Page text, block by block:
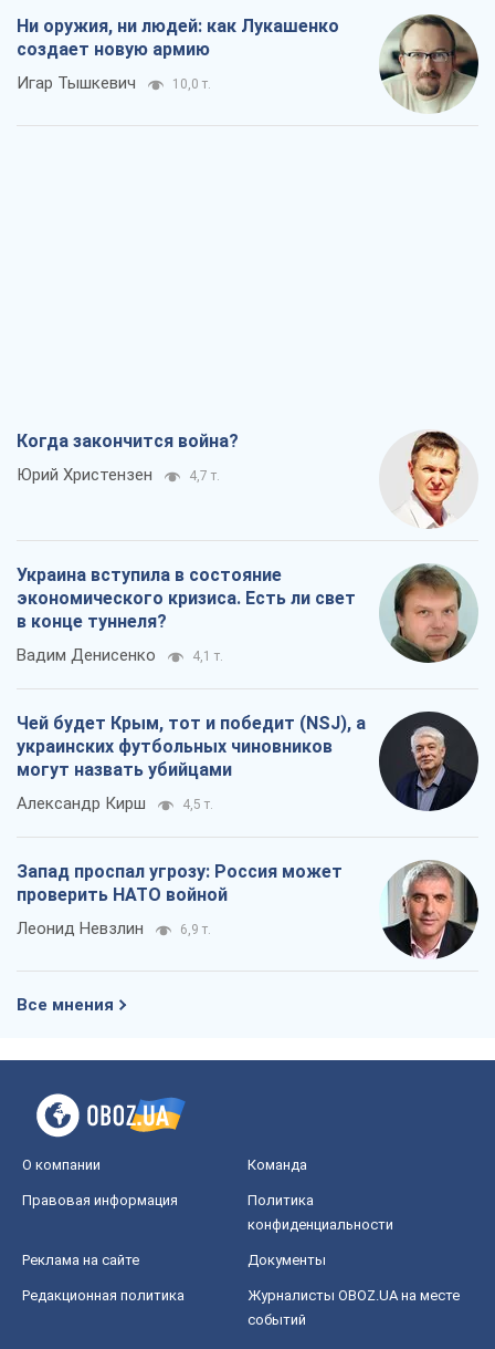
Ни оружия, ни людей: как Лукашенко
создает новую армию
Игар Тышкевич 10,0 т.
Когда закончится война?
Юрий Христензен 4,7 т.
Украина вступила в состояние
экономического кризиса. Есть ли свет
в конце туннеля?
Вадим Денисенко 4,1 т.
Чей будет Крым, тот и победит (NSJ), а
украинских футбольных чиновников
могут назвать убийцами
Александр Кирш 4,5 т.
Запад проспал угрозу: Россия может
проверить НАТО войной
Леонид Невзлин 6,9 т.
Все мнения
О компании Команда
Правовая информация
Политика
конфиденциальности
Реклама на сайте Документы
Редакционная политика
Журналисты OBOZ.UA на месте
событий